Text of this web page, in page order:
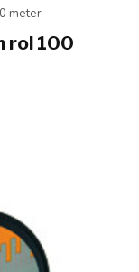
meter
rol 100